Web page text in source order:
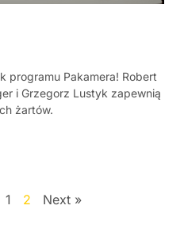
programu Pakamera! Robert
i Grzegorz Lustyk zapewnią
żartów.
1 2 Next »